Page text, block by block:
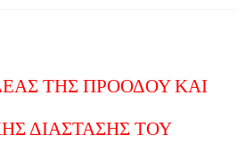
ΤΗΣ ΠΡΟΟΔΟΥ ΚΑΙ
ΔΙΑΣΤΑΣΗΣ ΤΟΥ